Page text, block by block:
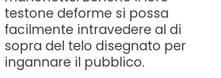
testone deforme si possa
facilmente intravedere al di
sopra del telo disegnato per
ingannare il pubblico.